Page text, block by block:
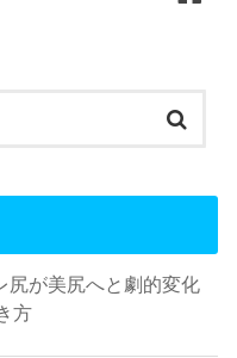
尻が美尻へと劇的変化
方